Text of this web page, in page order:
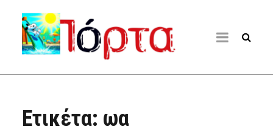
Ετικέτα: ωα